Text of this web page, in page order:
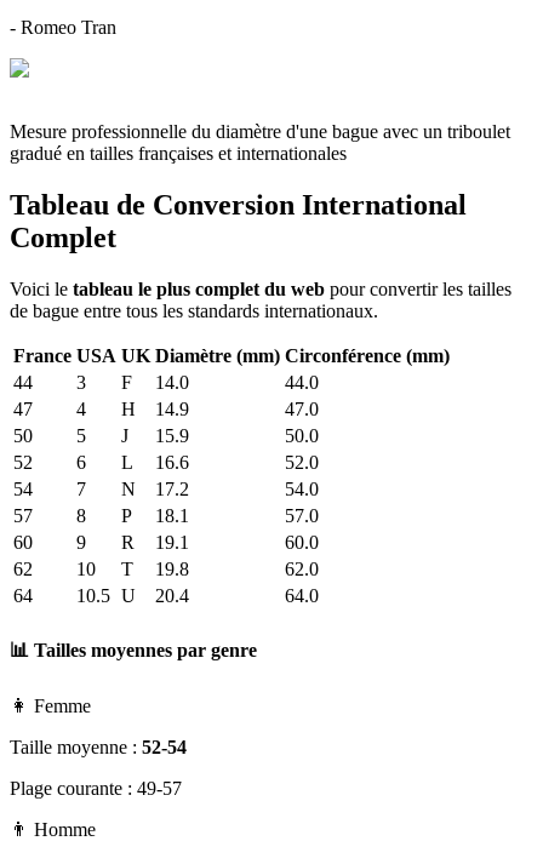
- Romeo Tran
Mesure professionnelle du diamètre d'une bague avec un triboulet
gradué en tailles françaises et internationales
Tableau de Conversion International
Complet
Voici le tableau le plus complet du web pour convertir les tailles
de bague entre tous les standards internationaux.
France USA UK Diamètre (mm) Circonférence (mm)
44
3 F 14.0
44.0
47
4 H 14.9
47.0
50
5 J 15.9
50.0
52
6 L 16.6
52.0
54
7 N 17.2
54.0
57
8 P 18.1
57.0
60
9 R 19.1
60.0
62
10 T 19.8
62.0
64
10.5 U 20.4 64.0
📊 Tailles moyennes par genre
👩 Femme
Taille moyenne : 52-54
Plage courante : 49-57
👨 Homme